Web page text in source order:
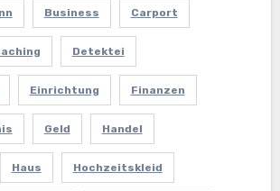
Business Carport
Detektei
Einrichtung Finanzen
Geld Handel
Haus Hochzeitskleid